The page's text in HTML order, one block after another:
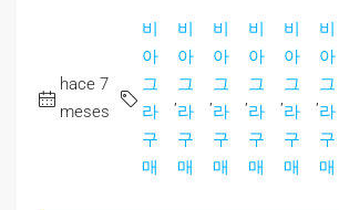
hace 7
meses
비
아
그
라
구
매
비
아
그
라
구
매
비
아
그
라
구
매
비
아
그
라
구
매
비
아
그
라
구
매
비
아
그
라
구
매